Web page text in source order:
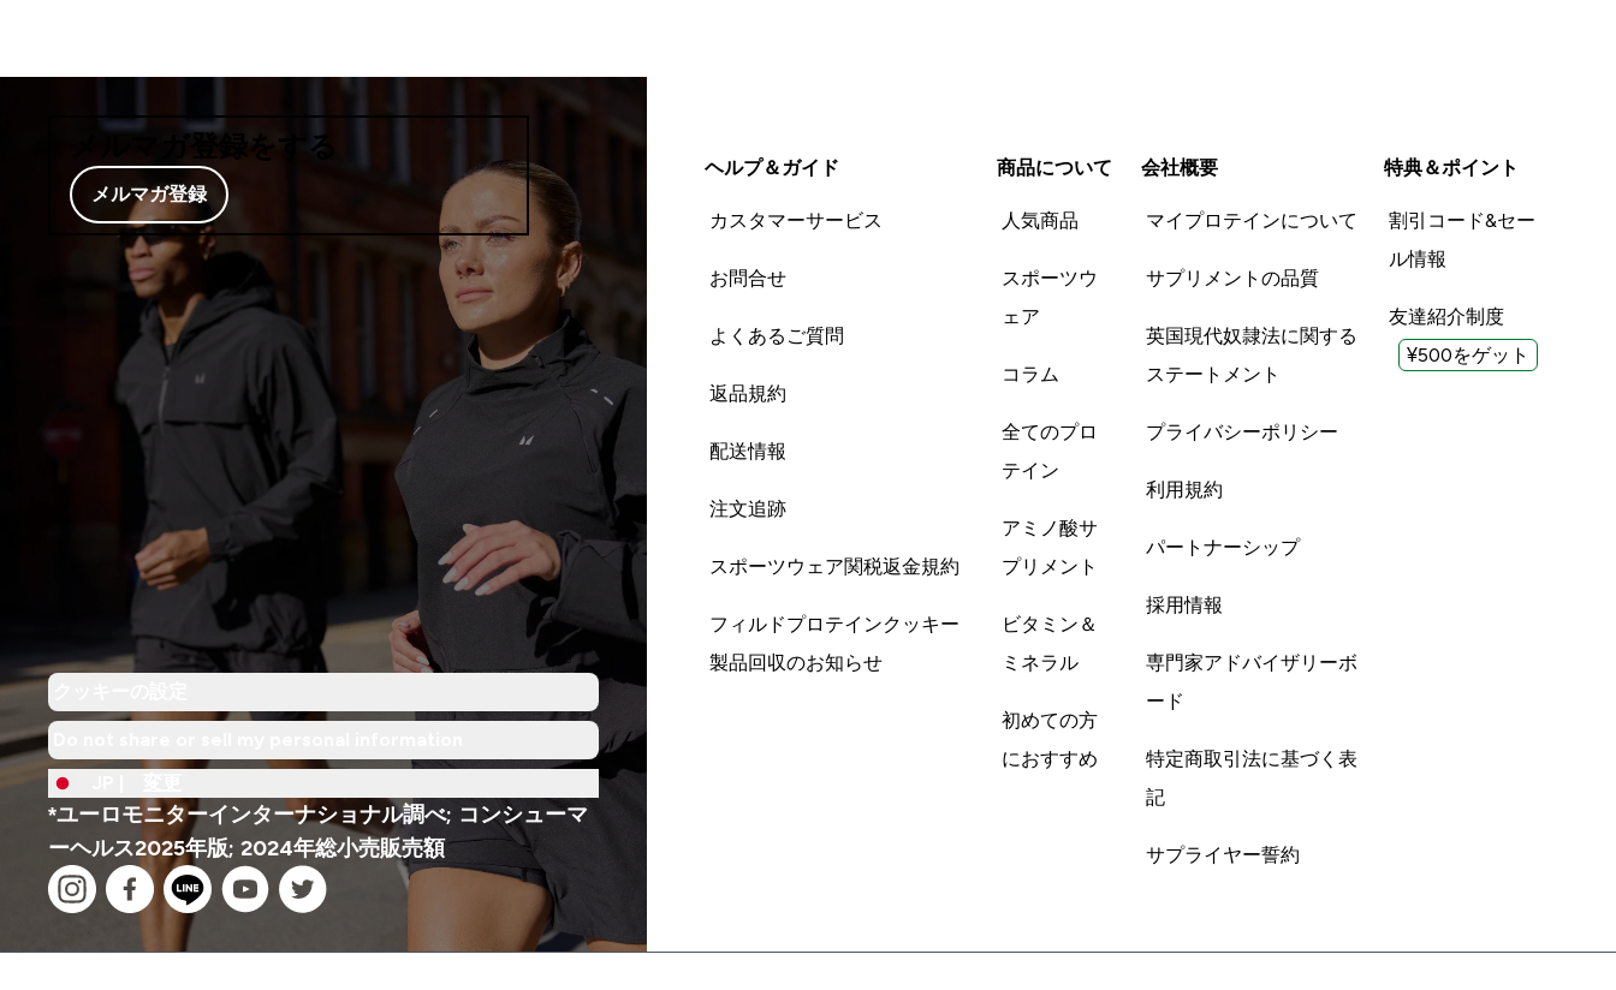
メルマガ登録をする
メルマガ登録
*ユーロモニターインターナショナル調べ; コンシューマ
ーヘルス2025年版; 2024年総小売販売額
ヘルプ＆ガイド
カスタマーサービス
お問合せ
よくあるご質問
返品規約
配送情報
注文追跡
スポーツウェア関税返金規約
フィルドプロテインクッキー
製品回収のお知らせ
商品について
人気商品
スポーツウ
ェア
コラム
全てのプロ
テイン
アミノ酸サ
プリメント
ビタミン＆
ミネラル
初めての方
におすすめ
会社概要
マイプロテインについて
サプリメントの品質
英国現代奴隷法に関する
ステートメント
プライバシーポリシー
利用規約
パートナーシップ
採用情報
専門家アドバイザリーボ
ード
特定商取引法に基づく表
記
サプライヤー誓約
特典＆ポイント
割引コード&セー
ル情報
友達紹介制度
¥500をゲット